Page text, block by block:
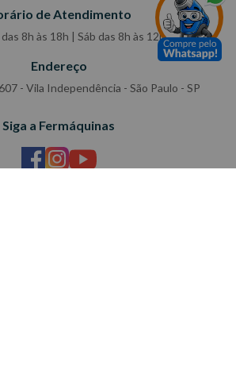
de Atendimento
8h às 18h | Sáb das 8h às 12h
Endereço
- Vila Independência - São Paulo - SP
Siga a Fermáquinas